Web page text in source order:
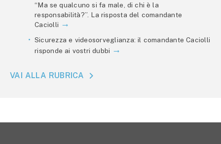
“Ma se qualcuno si fa male, di chi è la
responsabilità?”. La risposta del comandante
Caciolli
Sicurezza e videosorveglianza: il comandante Caciolli
risponde ai vostri dubbi
VAI ALLA RUBRICA